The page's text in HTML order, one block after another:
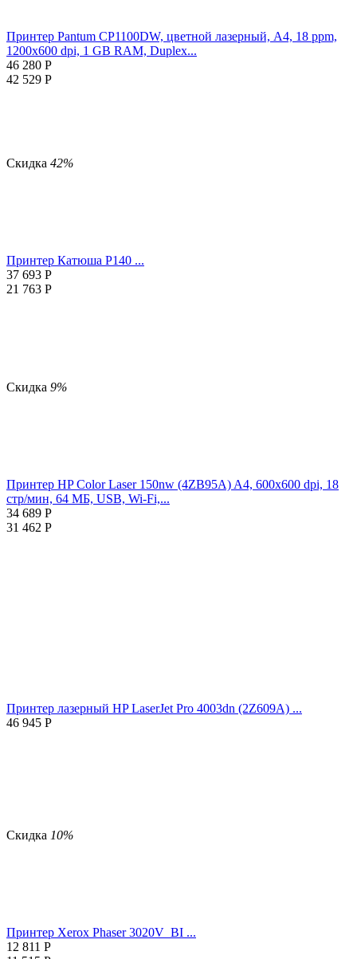
Принтер Pantum CP1100DW, цветной лазерный, A4, 18 ppm,
1200x600 dpi, 1 GB RAM, Duplex...
46 280 Р
42 529 Р
Скидка 42%
Принтер Катюша P140 ...
37 693 Р
21 763 Р
Скидка 9%
Принтер HP Color Laser 150nw (4ZB95A) A4, 600x600 dpi, 18
стр/мин, 64 МБ, USB, Wi-Fi,...
34 689 Р
31 462 Р
Принтер лазерный HP LaserJet Pro 4003dn (2Z609A) ...
46 945 Р
Скидка 10%
Принтер Xerox Phaser 3020V_BI ...
12 811 Р